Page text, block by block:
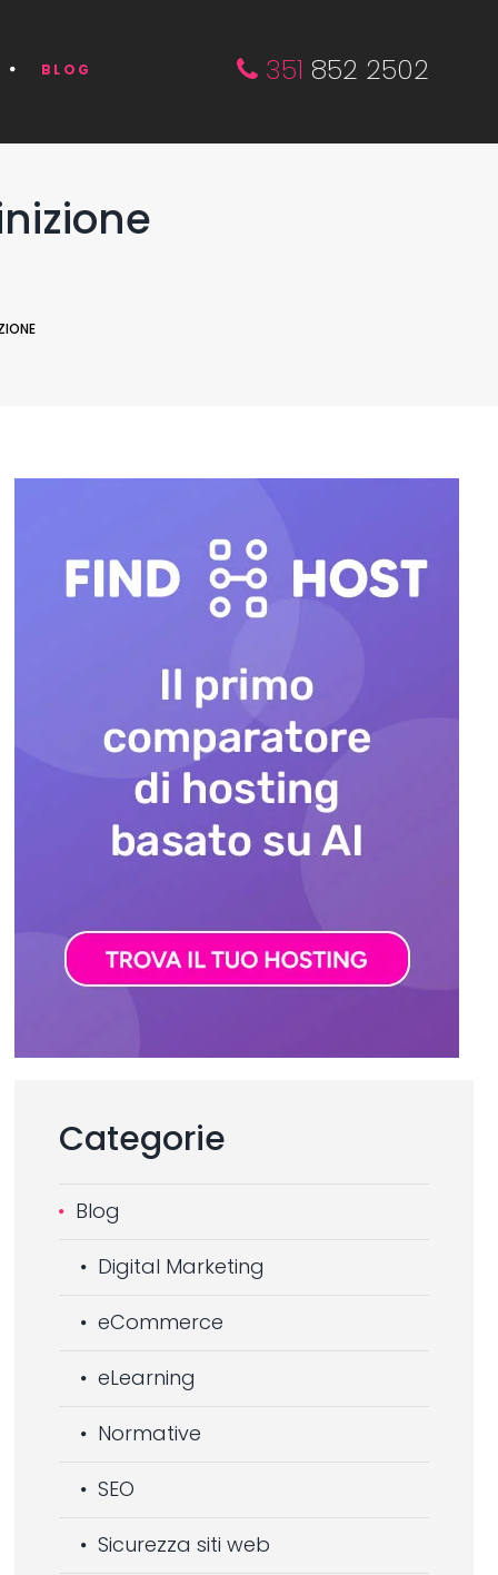
BLOG 351 852 2502
Categorie
Blog
Digital Marketing
eCommerce
eLearning
Normative
SEO
Sicurezza siti web